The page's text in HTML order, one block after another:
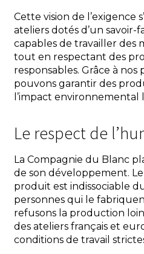
Cette vision de l’exigence
ateliers dotés d’un savoir-
capables de travailler des
tout en respectant des
responsables. Grâce à nos
pouvons garantir des
l’impact environnemental
Le respect de
La Compagnie du Blanc
de son développement.
produit est indissociable
personnes qui le
refusons la production
des ateliers français et
conditions de travail